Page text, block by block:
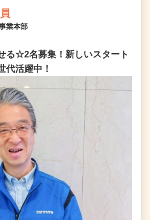
業本部
る☆2名募集！新しいスタート
代活躍中！